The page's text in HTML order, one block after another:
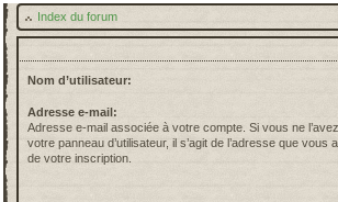
Index du forum
Nom d’utilisateur:
Adresse e-mail:
Adresse e-mail associée à votre compte. Si vous ne
votre panneau d’utilisateur, il s’agit de l’adresse que vous
de votre inscription.